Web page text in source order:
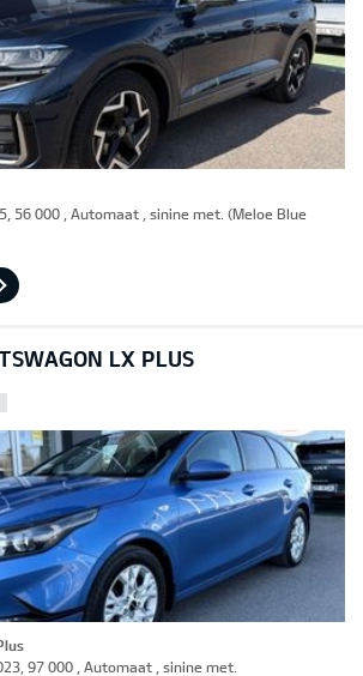
56 000 , Automaat , sinine met. (Meloe Blue
LX PLUS
97 000 , Automaat , sinine met.